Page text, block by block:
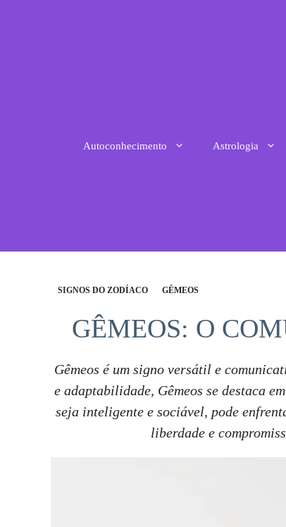
Autoconhecimento Astrologia
SIGNOS DO ZODÍACO GÊMEOS
GÊMEOS: O
Gêmeos é um signo versátil e
e adaptabilidade, Gêmeos se destaca
seja inteligente e sociável, pode
liberdade e